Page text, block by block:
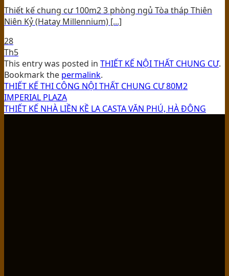
Thiết kế chung cư 100m2 3 phòng ngủ Tòa tháp Thiên
Niên Kỷ (Hatay Millennium) [...]
28
Th5
This entry was posted in THIẾT KẾ NỘI THẤT CHUNG CƯ.
Bookmark the permalink.
THIẾT KẾ THI CÔNG NỘI THẤT CHUNG CƯ 80M2
IMPERIAL PLAZA
THIẾT KẾ NHÀ LIỀN KỀ LA CASTA VĂN PHÚ, HÀ ĐÔNG